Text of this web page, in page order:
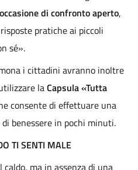
di confronto aperto,
pratiche ai piccoli
sé».
i cittadini avranno inoltre
laCapsula «Tutta
consente di effettuare una
benessere in pochi minuti.
TI SENTI MALE
ma in assenza di una